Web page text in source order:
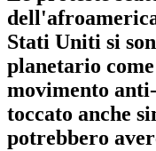
Stati Uniti si
planetario
movimento
toccato anche
potrebbero